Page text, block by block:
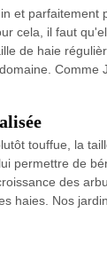
et parfaitement
cela, il faut
de haie
Comme
touffue, la
permettre de
des
haies. Nos